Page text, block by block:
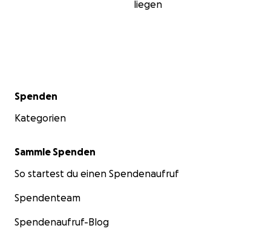
liegen
Sekundärmenü
Spenden
Kategorien
Sammle Spenden
So startest du einen Spendenaufruf
Spendenteam
Spendenaufruf-Blog